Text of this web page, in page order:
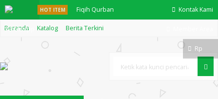
Whatsapp
HOT ITEM Fiqih Qurban
AQIDAH 50
BUKU
Kontak Kami
Rp
Beranda Katalog Berita Terkini
Cari